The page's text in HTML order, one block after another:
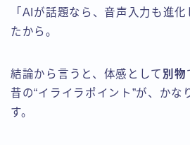
「AIが話題なら、音声入力も進
たから。
結論から言うと、体感として 別物
昔の“イライラポイント”が、かな
す。